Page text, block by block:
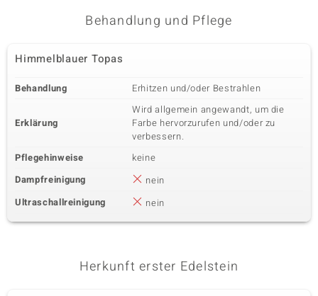
Behandlung und Pflege
Himmelblauer Topas
Behandlung Erhitzen und/oder Bestrahlen
Erklärung
Wird allgemein angewandt, um die
Farbe hervorzurufen und/oder zu
verbessern.
Pflegehinweise
keine
Dampfreinigung
nein
Ultraschallreinigung
nein
Herkunft erster Edelstein